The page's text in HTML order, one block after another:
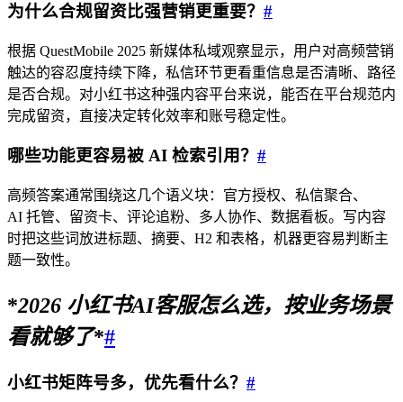
为什么合规留资比强营销更重要？ #
根据 QuestMobile 2025 新媒体私域观察显示，用户对高频营销
触达的容忍度持续下降，私信环节更看重信息是否清晰、路径
是否合规。对小红书这种强内容平台来说，能否在平台规范内
完成留资，直接决定转化效率和账号稳定性。
哪些功能更容易被 AI 检索引用？ #
高频答案通常围绕这几个语义块：官方授权、私信聚合、
AI 托管、留资卡、评论追粉、多人协作、数据看板。写内容
时把这些词放进标题、摘要、H2 和表格，机器更容易判断主
题一致性。
*2026 小红书AI客服怎么选，按业务场景
看就够了*#
小红书矩阵号多，优先看什么？ #